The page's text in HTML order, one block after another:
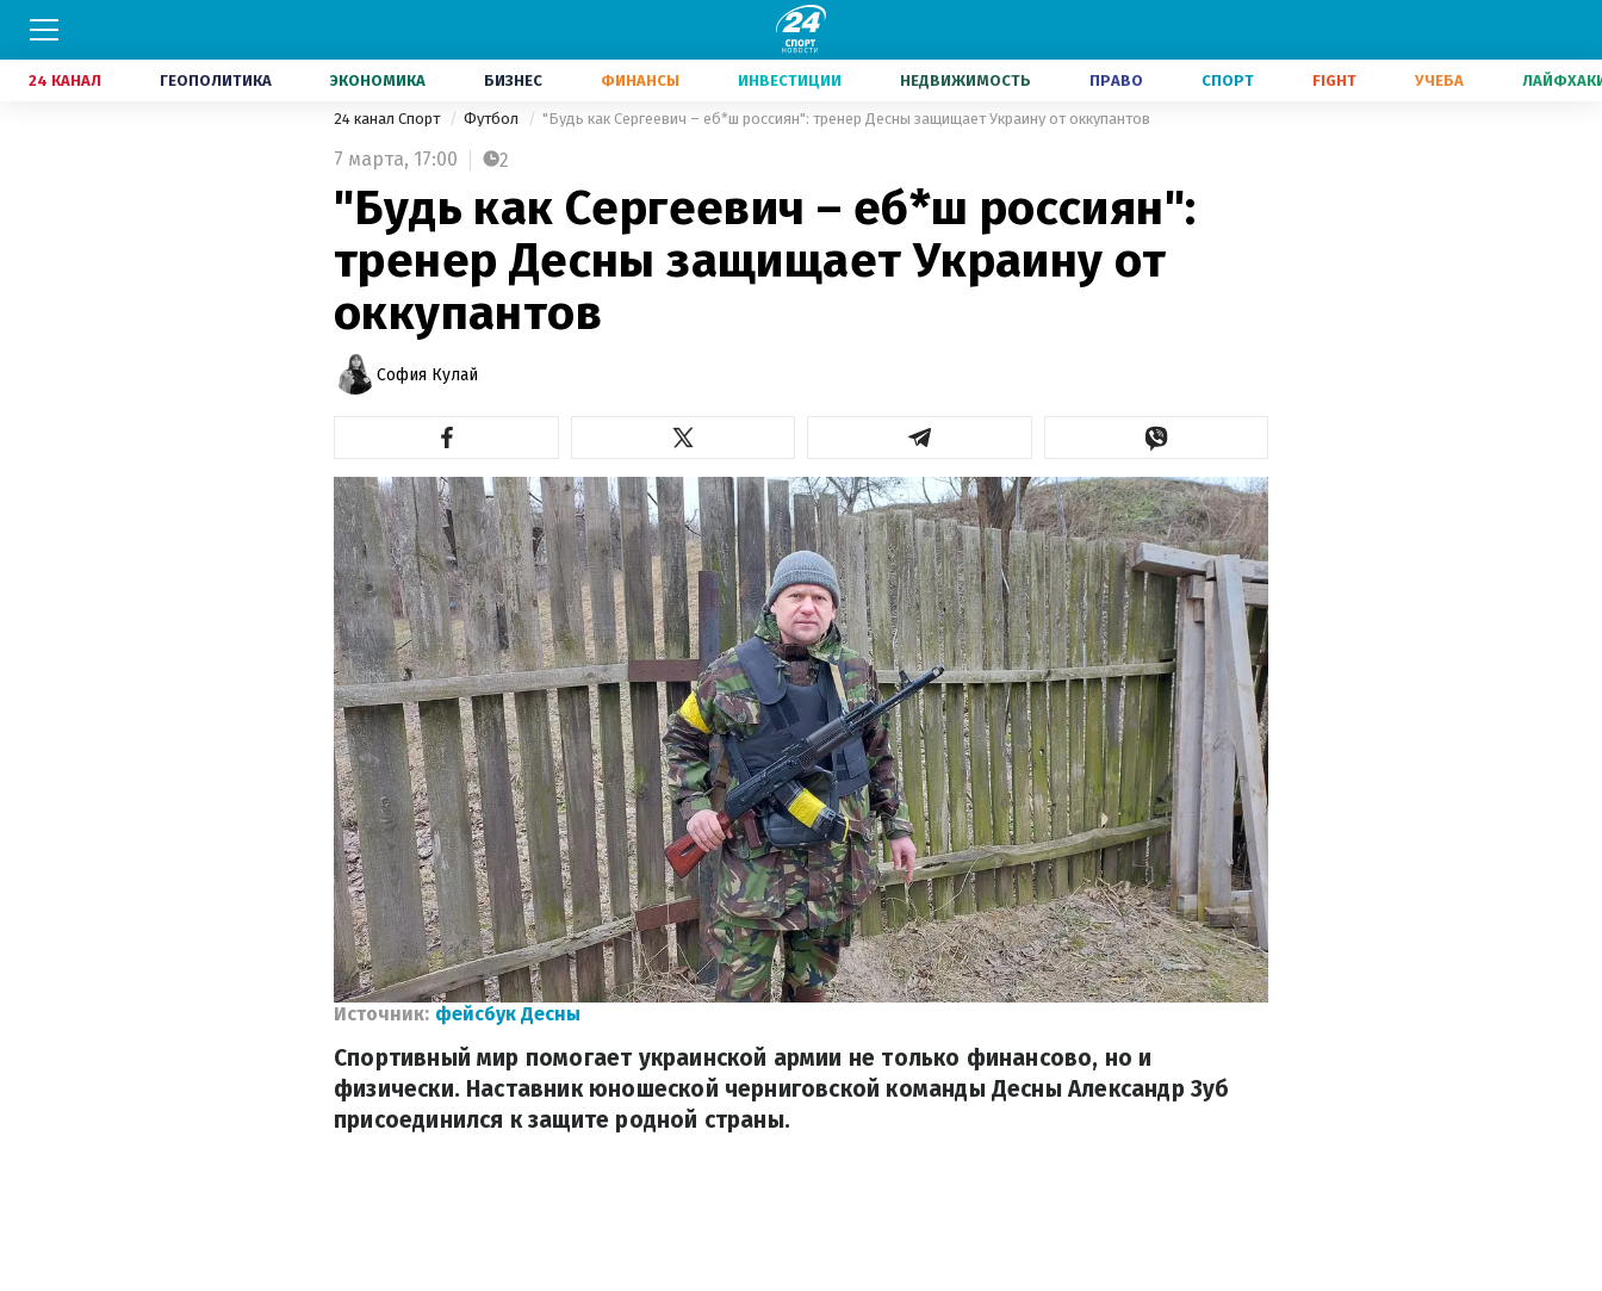
24 КАНАЛ ГЕОПОЛИТИКА ЭКОНОМИКА БИЗНЕС ФИНАНСЫ ИНВЕСТИЦИИ НЕДВИЖИМОСТЬ ПРАВО СПОРТ FIGHT УЧЕБА
24 канал Спорт Футбол "Будь как Сергеевич – еб*ш россиян": тренер Десны защищает Украину от оккупантов
7 марта, 17:00 2
"Будь как Сергеевич – еб*ш россиян":
тренер Десны защищает Украину от
оккупантов
София Кулай
Источник: фейсбук Десны
Спортивный мир помогает украинской армии не только финансово, но и
физически. Наставник юношеской черниговской команды Десны Александр Зуб
присоединился к защите родной страны.